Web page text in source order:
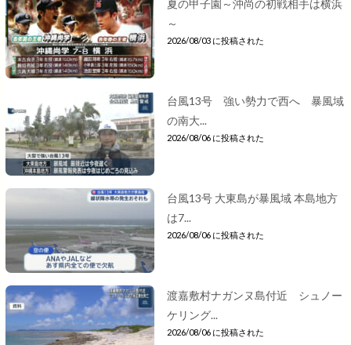
夏の甲子園～沖尚の初戦相手は横浜
～
2026/08/03 に投稿された
台風13号 強い勢力で西へ 暴風域
の南大...
2026/08/06 に投稿された
台風13号 大東島が暴風域 本島地方
は7...
2026/08/06 に投稿された
渡嘉敷村ナガンヌ島付近 シュノー
ケリング...
2026/08/06 に投稿された